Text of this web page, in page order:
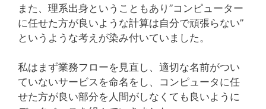
また、理系出身ということもあり”コンピューター
に任せた方が良いような計算は自分で頑張らない”
というような考えが染み付いていました。
私はまず業務フローを見直し、適切な名前がつい
ていないサービスを命名をし、コンピュータに任
せた方が良い部分を人間がしなくても良いように